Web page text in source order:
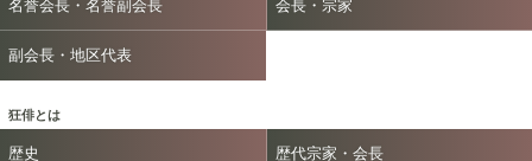
名誉会長・名誉副会長 会長・宗家
副会長・地区代表
狂俳とは
歴史 歴代宗家・会長